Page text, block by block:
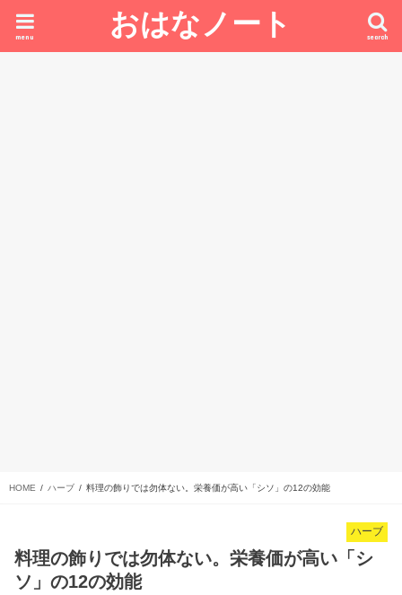
おはなノート search
menu
HOME ハーブ 料理の飾りでは勿体ない。栄養価が高い「シソ」の12の効能
ハーブ
料理の飾りでは勿体ない。栄養価が高い「シ
ソ」の12の効能